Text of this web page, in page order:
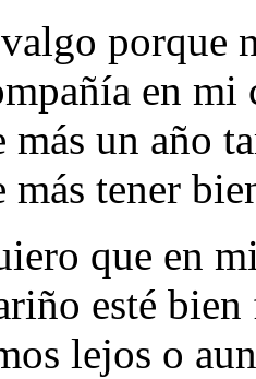
porque
en mi
más un año
más tener
que en
esté bien
lejos o